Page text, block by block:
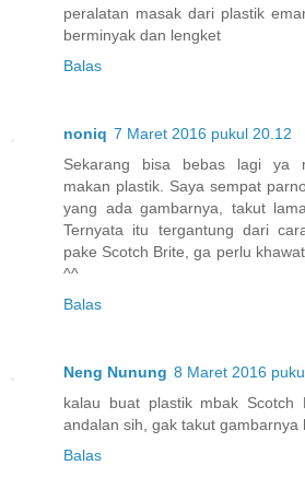
peralatan masak dari plastik
berminyak dan lengket
Balas
noniq 7 Maret 2016 pukul 20.12
Sekarang bisa bebas lagi ya
makan plastik. Saya sempat
yang ada gambarnya, takut
Ternyata itu tergantung dari
pake Scotch Brite, ga perlu
^^
Balas
Neng Nunung 8 Maret 2016
kalau buat plastik mbak Scotch
andalan sih, gak takut gambarnya
Balas